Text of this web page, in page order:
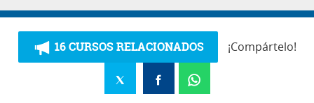
16 CURSOS RELACIONADOS ¡Compártelo!